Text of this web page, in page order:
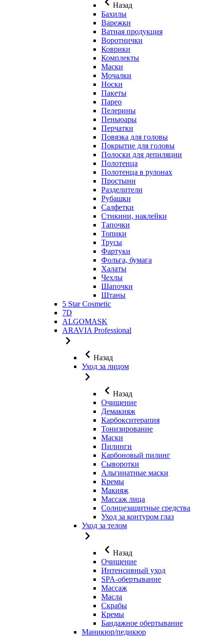
Назад
Бахилы
Варежки
Ватная продукция
Воротнички
Коврики
Комплекты
Маски
Мочалки
Носки
Пакеты
Парео
Пелерины
Пеньюары
Перчатки
Повязка для головы
Покрытие для головы
Полоски для депиляции
Полотенца
Полотенца в рулонах
Простыни
Разделители
Рубашки
Салфетки
Стикини, наклейки
Тапочки
Топики
Трусы
Фартуки
Фольга, бумага
Халаты
Чехлы
Шапочки
Штаны
5 Star Cosmetic
7D
ALGOMASK
ARAVIA Professional
Назад
Уход за лицом
Назад
Очищение
Демакияж
Карбокситерапия
Тонизирование
Маски
Пилинги
Карбоновый пилинг
Сыворотки
Альгинатные маски
Кремы
Макияж
Массаж лица
Солнцезащитные средства
Уход за контуром глаз
Уход за телом
Назад
Очищение
Интенсивный уход
SPA-обертывание
Массаж
Масла
Скрабы
Кремы
Бандажное обертывание
Маникюр/педикюр